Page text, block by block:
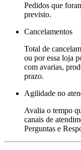
Pedidos que
previsto.
Cancelamentos
Total de
ou por essa loja
com avarias,
prazo.
Agilidade no
Avalia o tempo
canais de
Perguntas e